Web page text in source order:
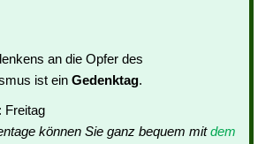
an die Opfer des
ist ein Gedenktag.
: Freitag
können Sie ganz bequem mitdem